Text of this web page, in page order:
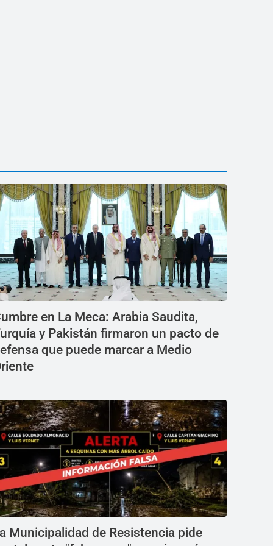
en La Meca: Arabia Saudita,
y Pakistán firmaron un pacto de
que puede marcar a Medio
Municipalidad de Resistencia pide